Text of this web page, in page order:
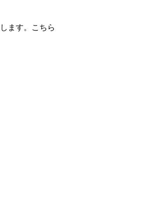
ます。 こちら